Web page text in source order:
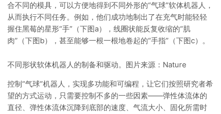
合不同的模具，可以方便地得到不同外形的“气球”软体机器人，
从而执行不同任务。例如，他们成功地制出了在充气时能轻轻
握住黑莓的星形“手”（下图a），线圈状能反复收缩的“肌
肉”（下图b），甚至能够一根一根地卷起的“手指”（下图c）。
不同形状软体机器人的制备和驱动。图片来源：Nature
控制“气球”机器人，实现多功能和可编程，让它们按照研究者希
望的方式运动，只需要控制不多的一些因素——弹性体流体的
直径、弹性体流体沉降到底部的速度、气流大小、固化所需时